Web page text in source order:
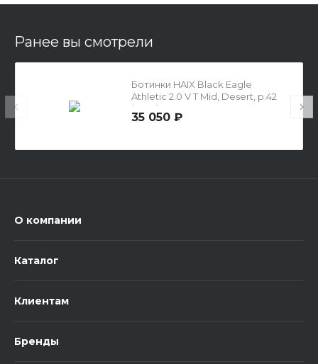
Ранее вы смотрели
Ботинки HAIX Black Eagle
Athletic 2.0 V T Mid, Desert, р.42
(UK 8)
35 050 ₽
О компании
Каталог
Клиентам
Бренды